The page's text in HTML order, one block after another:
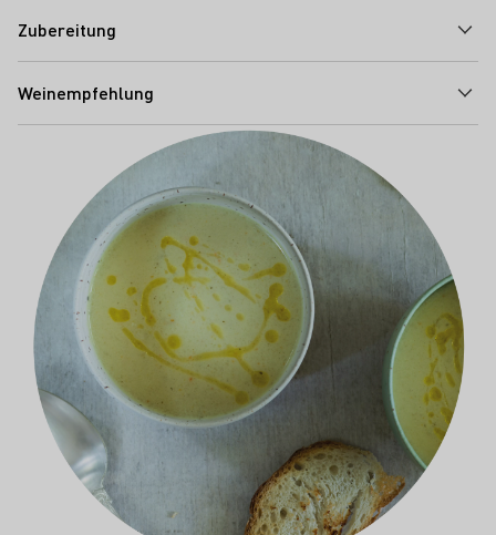
Zubereitung
Weinempfehlung